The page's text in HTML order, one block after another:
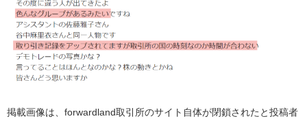
掲載画像は、forwardland取引所のサイト自体が閉鎖されたと投稿者